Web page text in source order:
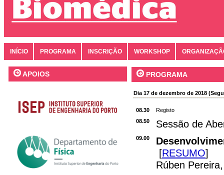
INÍCIO PROGRAMA INSCRIÇÃO WORKSHOP
APOIOS PROGRAMA
Dia 17 de dezembro de 2018
08.30
Registo
08.50
Sessão de
09.00
[RESUMO]
Rúben